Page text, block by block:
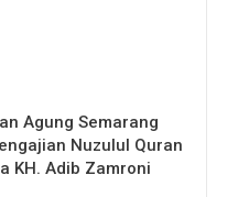
Agung Semarang
Nuzulul Quran
KH. Adib Zamroni